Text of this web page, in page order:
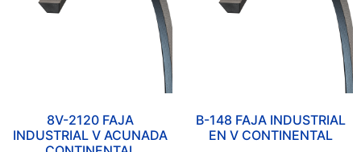
8V-2120 FAJA
INDUSTRIAL V ACUNADA
B-148 FAJA INDUSTRIAL
EN V CONTINENTAL